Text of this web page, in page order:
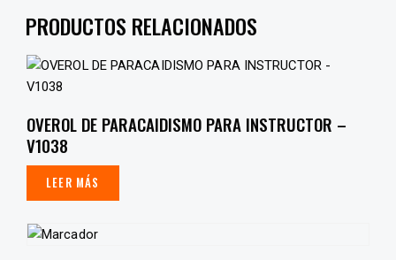
PRODUCTOS RELACIONADOS
OVEROL DE PARACAIDISMO PARA INSTRUCTOR –
V1038
LEER MÁS